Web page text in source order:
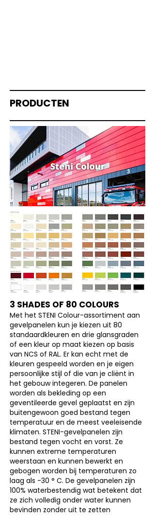
PRODUCTEN
3 SHADES OF 80 COLOURS
Met het STENI Colour-assortiment aan
gevelpanelen kun je kiezen uit 80
standaardkleuren en drie glansgraden
of een kleur op maat kiezen op basis
van NCS of RAL. Er kan echt met de
kleuren gespeeld worden en je eigen
persoonlijke stijl of die van je cliënt in
het gebouw integeren. ​​De panelen
worden als bekleding op een
geventileerde gevel geplaatst en zijn
buitengewoon goed bestand tegen
temperatuur en de meest veeleisende
klimaten. STENI-gevelpanelen zijn
bestand tegen vocht en vorst. Ze
kunnen extreme temperaturen
weerstaan en kunnen bewerkt en
gebogen worden bij temperaturen zo
laag als -30 ° C. De gevelpanelen zijn
100% waterbestendig wat betekent dat
ze zich volledig onder water kunnen
bevinden zonder uit te zetten